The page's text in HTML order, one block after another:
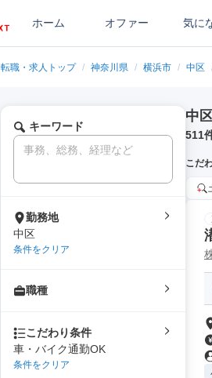
ホーム オファー 気に
転職・求人トップ / 神奈川県 / 横浜市 / 中区
キーワード
勤務地
中区
条件をクリア
職種
こだわり条件
車・バイク通勤OK
条件をクリア
中
511
こだ